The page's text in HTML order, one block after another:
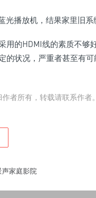
用的HDMI线的素质不够
的状况，严重者甚至有
者所有，转载请联系作者